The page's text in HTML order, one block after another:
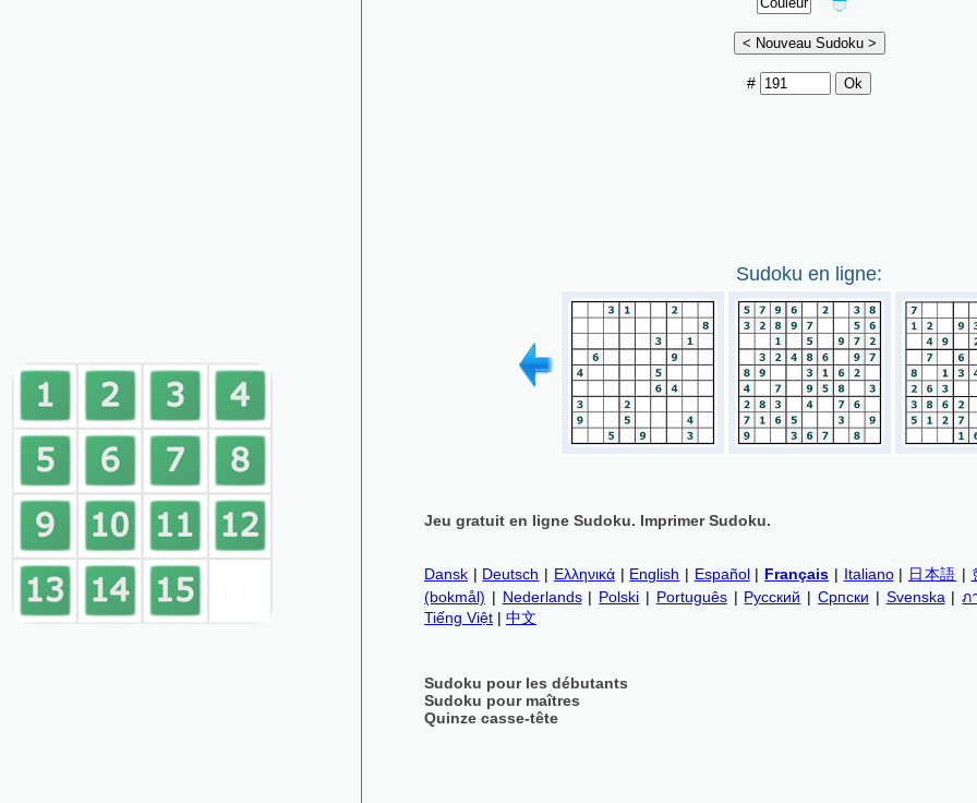
#
Sudoku en ligne:
Jeu gratuit en ligne Sudoku. Imprimer Sudoku.
Dansk | Deutsch | Ελληνικά| English | Español| Français | Italiano| 日本語 |
(bokmål) | Nederlands| Polski | Português| Русский | Српски | Svenska |ภ
Tiếng Việt | 中文
Sudoku pour les débutants
Sudoku pour maîtres
Quinze casse-tête